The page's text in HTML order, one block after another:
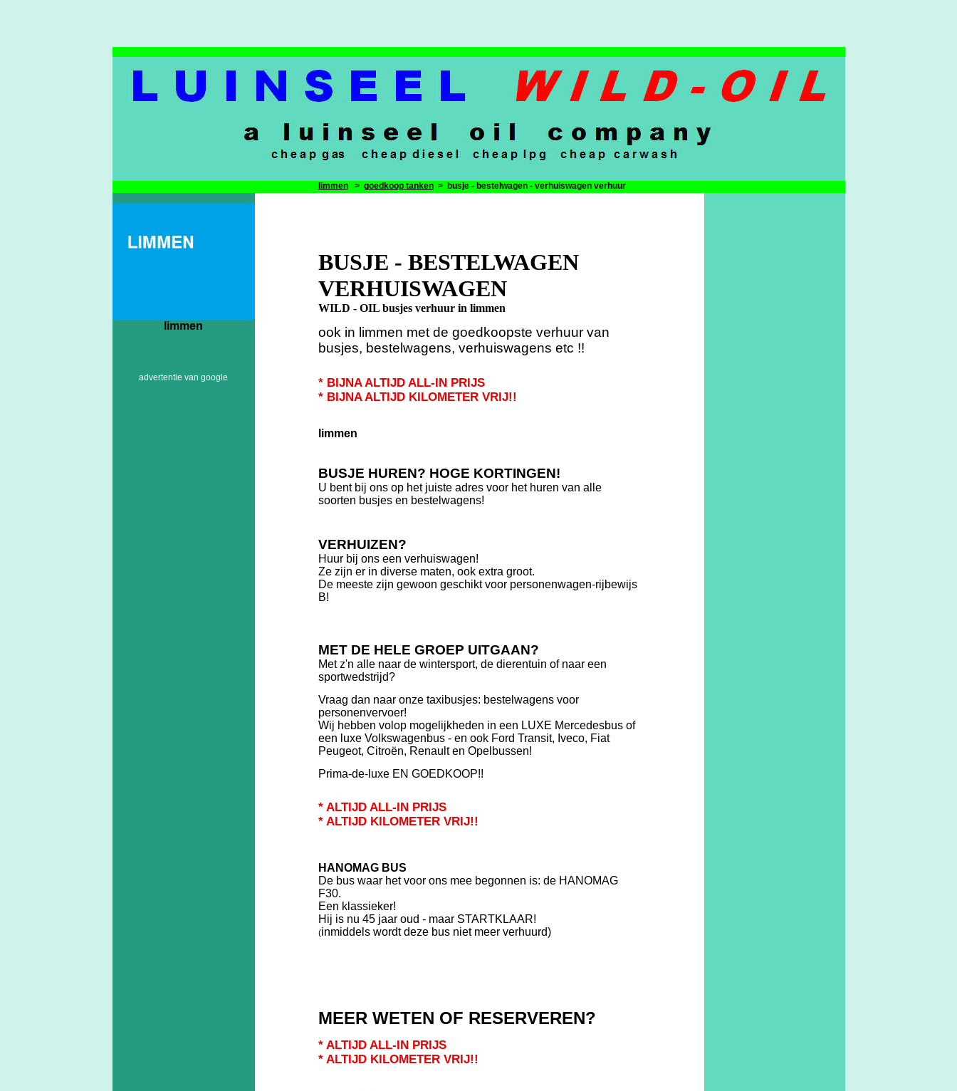
limmen > goedkoop tanken> busje - bestelwagen - verhuiswagen verhuur
limmen
advertentie van google
BUSJE - BESTELWAGEN
VERHUISWAGEN
WILD - OIL busjes verhuur in limmen
ook in limmen met de goedkoopste verhuur van
busjes, bestelwagens, verhuiswagens etc !!
* BIJNA ALTIJD ALL-IN PRIJS
* BIJNA ALTIJD KILOMETER VRIJ!!
limmen
BUSJE HUREN? HOGE KORTINGEN!
U bent bij ons op het juiste adres voor het huren van alle
soorten busjes en bestelwagens!
VERHUIZEN?
Huur bij ons een verhuiswagen!
Ze zijn er in diverse maten, ook extra groot.
De meeste zijn gewoon geschikt voor personenwagen-rijbewijs
B!
MET DE HELE GROEP UITGAAN?
Met z'n alle naar de wintersport, de dierentuin of naar een
sportwedstrijd?
Vraag dan naar onze taxibusjes: bestelwagens voor
personenvervoer!
Wij hebben volop mogelijkheden in een LUXE Mercedesbus of
een luxe Volkswagenbus - en ook Ford Transit, Iveco, Fiat
Peugeot, Citroën, Renault en Opelbussen!
Prima-de-luxe EN GOEDKOOP!!
* ALTIJD ALL-IN PRIJS
* ALTIJD KILOMETER VRIJ!!
HANOMAG BUS
De bus waar het voor ons mee begonnen is: de HANOMAG
F30.
Een klassieker!
Hij is nu 45 jaar oud - maar STARTKLAAR!
(inmiddels wordt deze bus niet meer verhuurd)
MEER WETEN OF RESERVEREN?
* ALTIJD ALL-IN PRIJS
* ALTIJD KILOMETER VRIJ!!